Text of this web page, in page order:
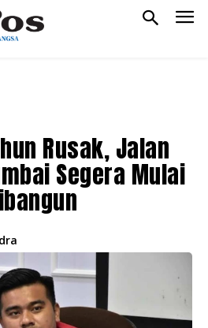
Rusak, Jalan
Segera Mulai